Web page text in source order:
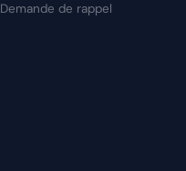
Demande de rappel